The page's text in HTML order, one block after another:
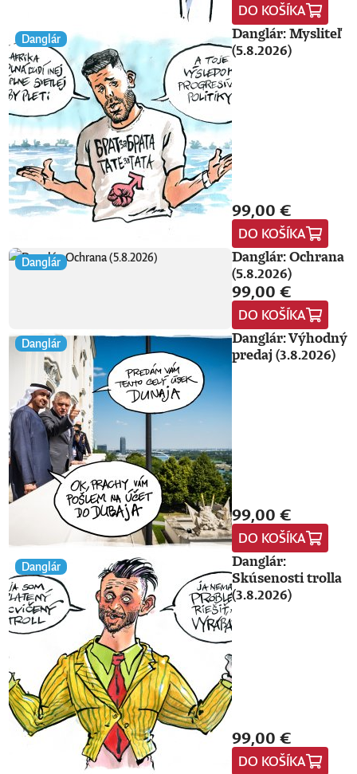
DO KOŠÍKA
Danglár
Danglár: Mysliteľ
(5.8.2026)
99,00 €
DO KOŠÍKA
Danglár
Danglár: Ochrana
(5.8.2026)
99,00 €
DO KOŠÍKA
Danglár
Danglár: Výhodný
predaj (3.8.2026)
99,00 €
DO KOŠÍKA
Danglár
Danglár:
Skúsenosti trolla
(3.8.2026)
99,00 €
DO KOŠÍKA